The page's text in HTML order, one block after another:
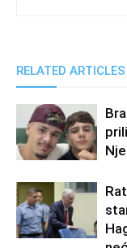
RELATED ARTICLES